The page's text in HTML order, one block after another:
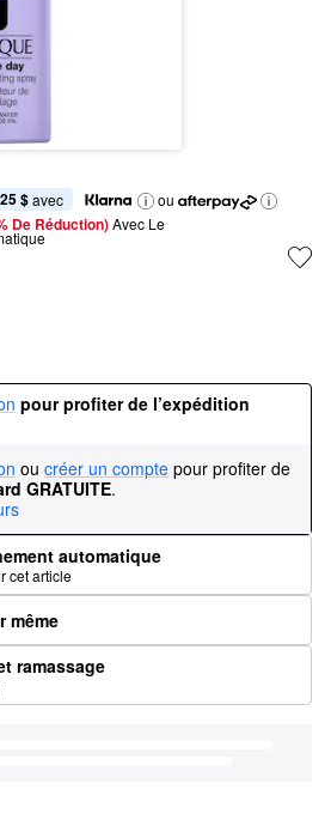
$ avec
ou
De Réduction) Avec Le
pour profiter de l’expédition
ou créer un compte pour profiter de
GRATUITE.
automatique
cet article
même
ramassage